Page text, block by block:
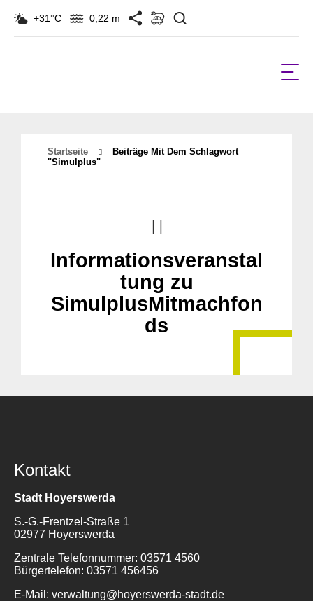
+31°C 0,22 m
Startseite
Beiträge Mit Dem Schlagwort
"simulplus"
Informationsveranstal
tung zu
SimulplusMitmachfon
ds
Kontakt
Stadt Hoyerswerda
S.-G.-Frentzel-Straße 1
02977 Hoyerswerda
Zentrale Telefonnummer: 03571 4560
Bürgertelefon: 03571 456456
E-Mail: verwaltung@hoyerswerda-stadt.de